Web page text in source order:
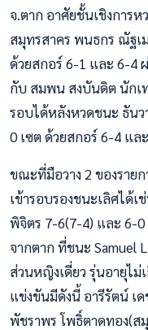
จ.ตาก อาศัยชั้นเชิงการ
สมุทรสาคร พนธกร ณัฐเ
ด้วยสกอร์ 6-1 และ 6-4
กับ สมพน สงบันดิต นักเ
รอบได้หลังหวดชนะ ธัน
0 เซต ด้วยสกอร์ 6-4 แล
ขณะที่มือวาง 2 ของราย
เข้ารอบรองชนะเลิศได้
พิจิตร 7-6(7-4) และ 6-
จากตาก ที่ชนะ Samuel
ส่วนหญิงเดี่ยว รุ่นอายุไ
แข่งขันมีดังนี้ อารีรัตน์ เ
พัชราพร โพธิ์ตาดทอง(ส